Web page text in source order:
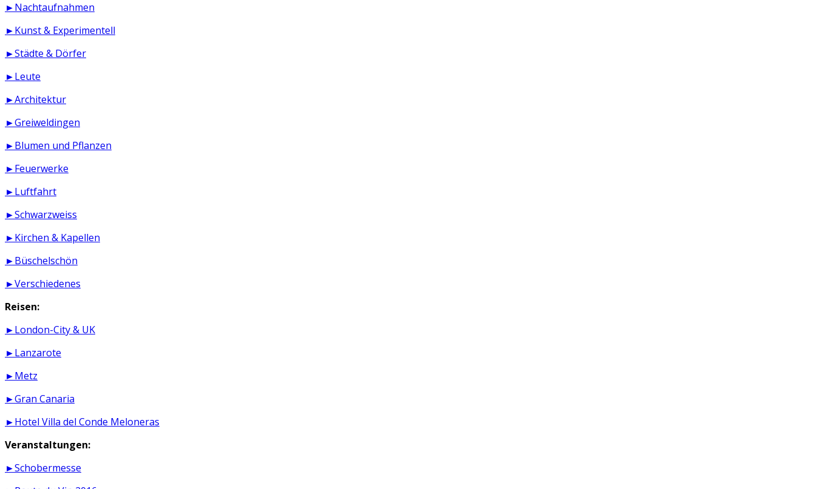
►Nachtaufnahmen
►Kunst & Experimentell
►Städte & Dörfer
►Leute
►Architektur
►Greiweldingen
►Blumen und Pflanzen
►Feuerwerke
►Luftfahrt
►Schwarzweiss
►Kirchen & Kapellen
►Büschelschön
►Verschiedenes
Reisen:
►London-City & UK
►Lanzarote
►Metz
►Gran Canaria
►Hotel Villa del Conde Meloneras
Veranstaltungen:
►Schobermesse